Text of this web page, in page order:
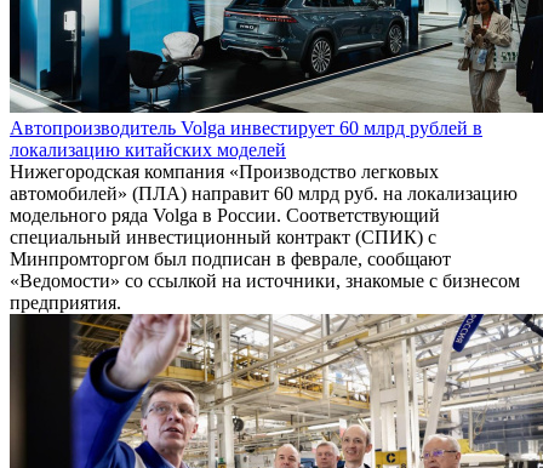
Автопроизводитель Volga инвестирует 60 млрд рублей в
локализацию китайских моделей
Нижегородская компания «Производство легковых
автомобилей» (ПЛА) направит 60 млрд руб. на локализацию
модельного ряда Volga в России. Соответствующий
специальный инвестиционный контракт (СПИК) с
Минпромторгом был подписан в феврале, сообщают
«Ведомости» со ссылкой на источники, знакомые с бизнесом
предприятия.